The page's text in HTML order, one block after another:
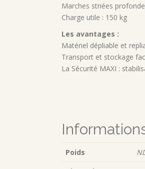
Marches striées
Charge utile : 150 kg
Les avantages :
Matériel dépliable et
Transport et stockage
La Sécurité MAXI :
Poids